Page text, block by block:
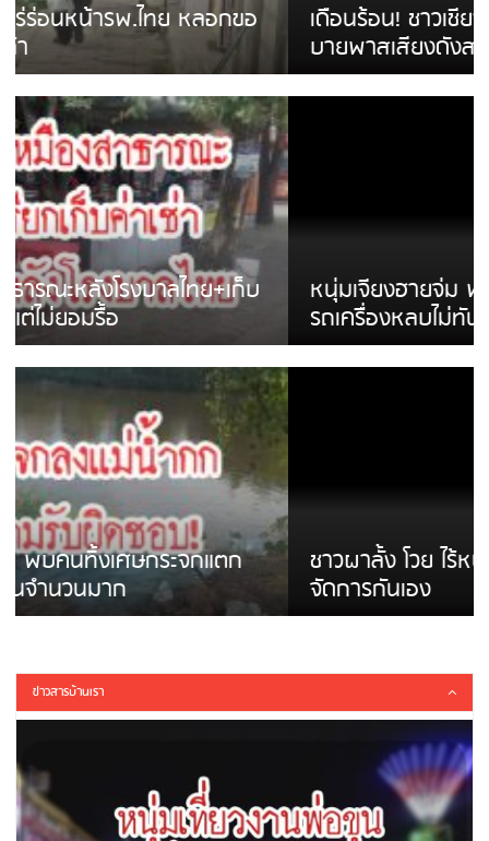
เดือนร้อน! ชาวเชียงรายบ่นรถ Isuzu สีขาวซิ่ง
บายพาสเสียงดังสร้างความรำคาญ
หนุ่มเจียงฮายจ่ม พบถังน้ำดื่มตกกลางถนน
รถเครื่องหลบไม่ทันล้มบาดเจ็บ
ชาวผาลั้ง โวย ไร้หน่วยงานดูแล ดินสไลด์ ต้อง
จัดการกันเอง
ข่าวสารบ้านเรา